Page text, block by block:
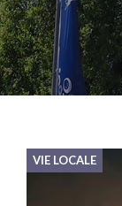
VIE LOCALE